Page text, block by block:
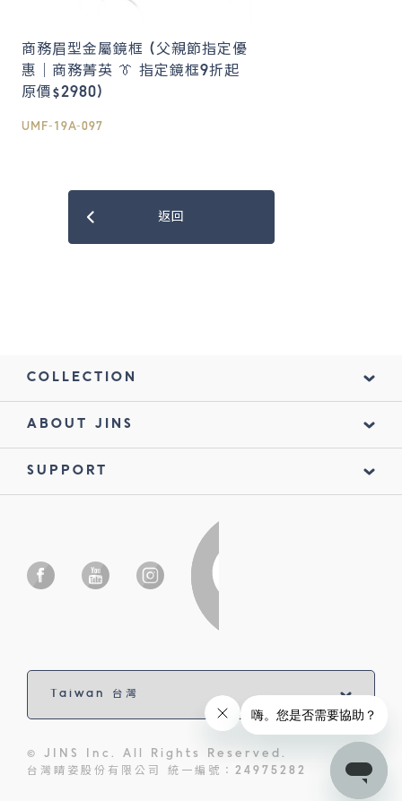
商務眉型金屬鏡框 (父親節指定優
惠｜商務菁英 👔 指定鏡框9折起
原價$2980)
UMF-19A-097
返回
COLLECTION
ABOUT JINS
SUPPORT
© JINS Inc. All Rights Reserved.
台灣睛姿股份有限公司 統一編號：24975282